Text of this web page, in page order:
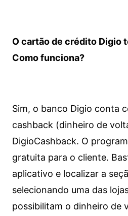
O cartão de crédito Digio
Como funciona?
Sim, o banco Digio conta
cashback (dinheiro de
DigioCashback. O
gratuita para o cliente.
aplicativo e localizar a
selecionando uma das
possibilitam o dinheiro de